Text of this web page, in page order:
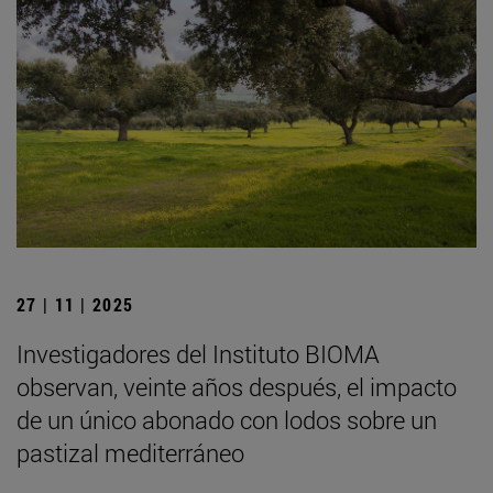
27 | 11 | 2025
Investigadores del Instituto BIOMA
observan, veinte años después, el impacto
de un único abonado con lodos sobre un
pastizal mediterráneo